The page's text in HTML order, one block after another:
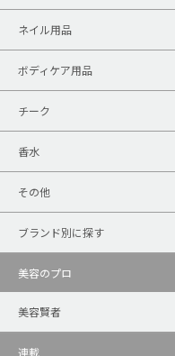
ネイル用品
ボディケア用品
チーク
香水
その他
ブランド別に探す
美容のプロ
美容賢者
連載